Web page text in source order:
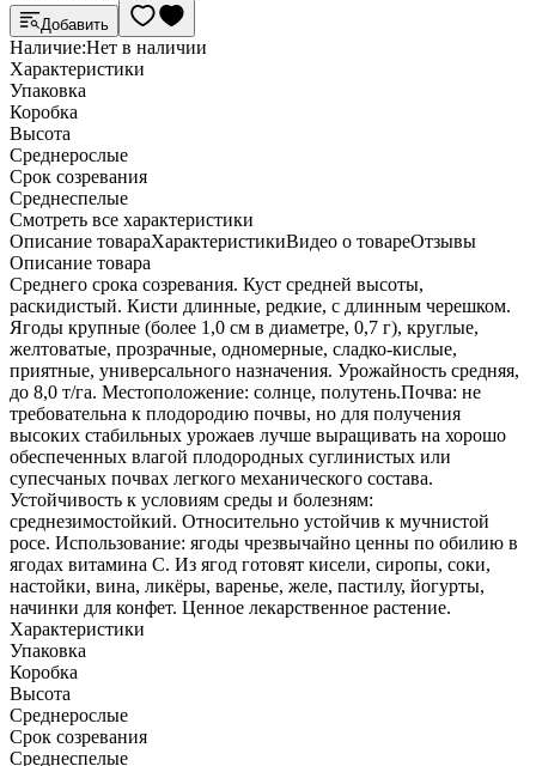
Добавить
Наличие:Нет в наличии
Характеристики
Упаковка
Коробка
Высота
Среднерослые
Срок созревания
Среднеспелые
Cмотреть все характеристики
Описание товараХарактеристикиВидео о товареОтзывы
Описание товара
Среднего срока созревания. Куст средней высоты,
раскидистый. Кисти длинные, редкие, с длинным черешком.
Ягоды крупные (более 1,0 см в диаметре, 0,7 г), круглые,
желтоватые, прозрачные, одномерные, сладко-кислые,
приятные, универсального назначения. Урожайность средняя,
до 8,0 т/га. Местоположение: солнце, полутень.Почва: не
требовательна к плодородию почвы, но для получения
высоких стабильных урожаев лучше выращивать на хорошо
обеспеченных влагой плодородных суглинистых или
супесчаных почвах легкого механического состава.
Устойчивость к условиям среды и болезням:
среднезимостойкий. Относительно устойчив к мучнистой
росе. Использование: ягоды чрезвычайно ценны по обилию в
ягодах витамина C. Из ягод готовят кисели, сиропы, соки,
настойки, вина, ликёры, варенье, желе, пастилу, йогурты,
начинки для конфет. Ценное лекарственное растение.
Характеристики
Упаковка
Коробка
Высота
Среднерослые
Срок созревания
Среднеспелые